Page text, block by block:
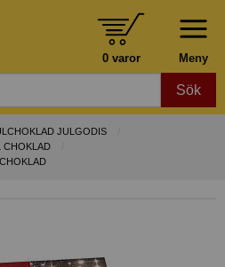
Meny
0 varor
Sök
JULGODIS
CHOKLAD